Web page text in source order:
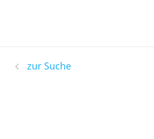
zur Suche